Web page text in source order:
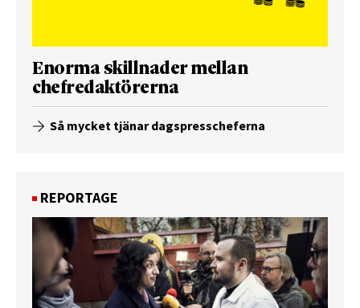
Enorma skillnader mellan
chefredaktörerna
Så mycket tjänar dagspresscheferna
REPORTAGE